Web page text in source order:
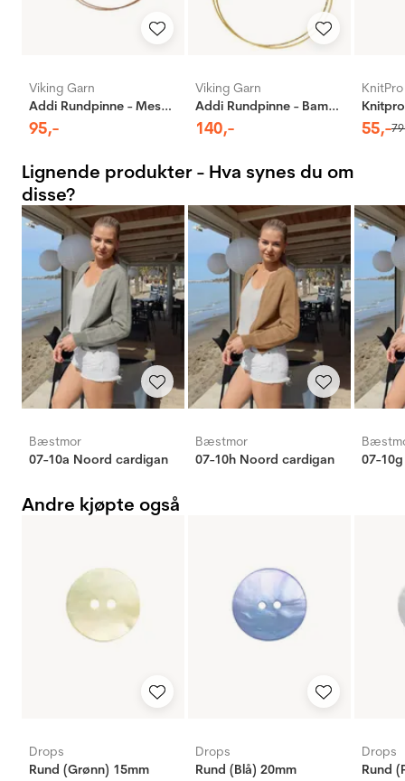
Viking Garn
Addi Rundpinne - Messing
95,-
Viking Garn
Addi Rundpinne - Bambus
140,-
KnitPro
55,-79
Lignende produkter - Hva synes du om
disse?
Bæstmor
07-10a Noord cardigan
Bæstmor
07-10h Noord cardigan
07-
Andre kjøpte også
Drops
Rund (Grønn) 15mm
Drops
Rund (Blå) 20mm
Drops
Rund